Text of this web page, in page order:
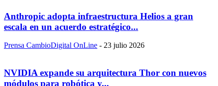
Anthropic adopta infraestructura Helios a gran
escala en un acuerdo estratégico...
Prensa CambioDigital OnLine - 23 julio 2026
NVIDIA expande su arquitectura Thor con nuevos
módulos para robótica y...